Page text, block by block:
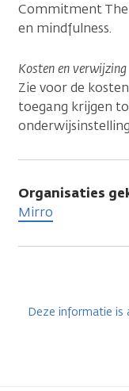
Commitment
en mindfulness.
Kosten en verwijzing
Zie voor de
toegang krijgen
Organisaties
Mirro
Deze informatie is